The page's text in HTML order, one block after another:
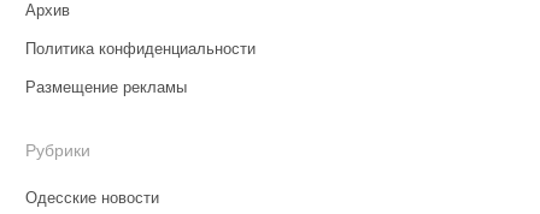
Архив
Политика конфиденциальности
Размещение рекламы
Рубрики
Одесские новости